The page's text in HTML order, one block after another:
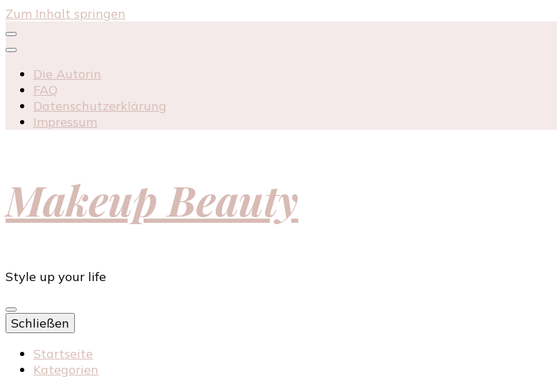
Zum Inhalt springen
Die Autorin
FAQ
Datenschutzerklärung
Impressum
Makeup Beauty
Style up your life
Schließen
Startseite
Kategorien